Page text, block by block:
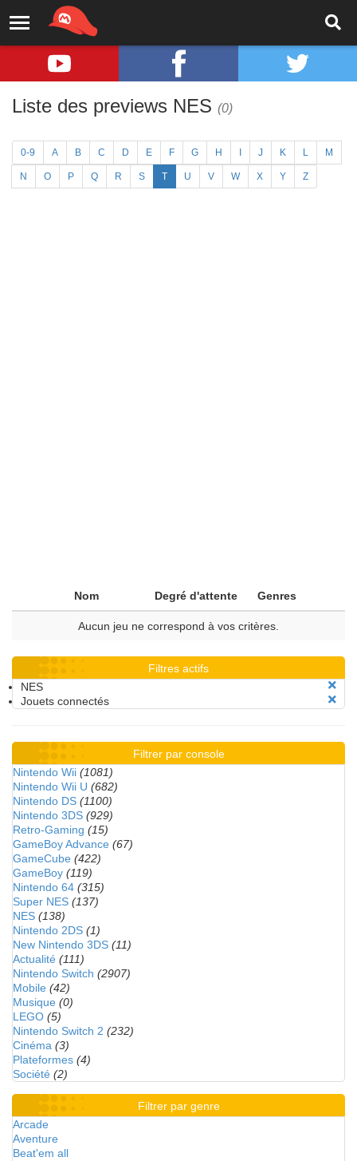
Liste des previews NES (0)
0-9 A B C D E F G H J K L M
N O P Q R S T U V W X Y Z
Nom Degré d'attente Genres
Aucun jeu ne correspond à vos critères.
Filtres actifs
NES
Jouets connectés
Filtrer par console
Nintendo Wii (1081)
Nintendo Wii U (682)
Nintendo DS (1100)
Nintendo 3DS (929)
Retro-Gaming (15)
GameBoy Advance (67)
GameCube (422)
GameBoy (119)
Nintendo 64 (315)
Super NES (137)
NES (138)
Nintendo 2DS (1)
New Nintendo 3DS (11)
Actualité (111)
Nintendo Switch (2907)
Mobile (42)
Musique (0)
LEGO (5)
Nintendo Switch 2 (232)
Cinéma (3)
Plateformes (4)
Société (2)
Filtrer par genre
Arcade
Aventure
Beat'em all